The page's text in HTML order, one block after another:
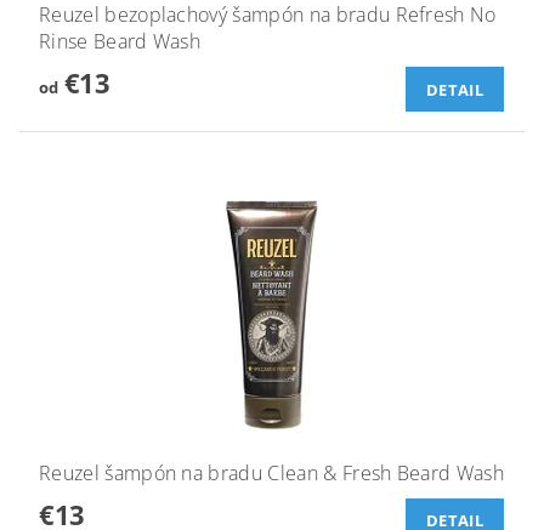
Reuzel bezoplachový šampón na bradu Refresh No
Rinse Beard Wash
od€13 DETAIL
Reuzel šampón na bradu Clean & Fresh Beard Wash
€13 DETAIL